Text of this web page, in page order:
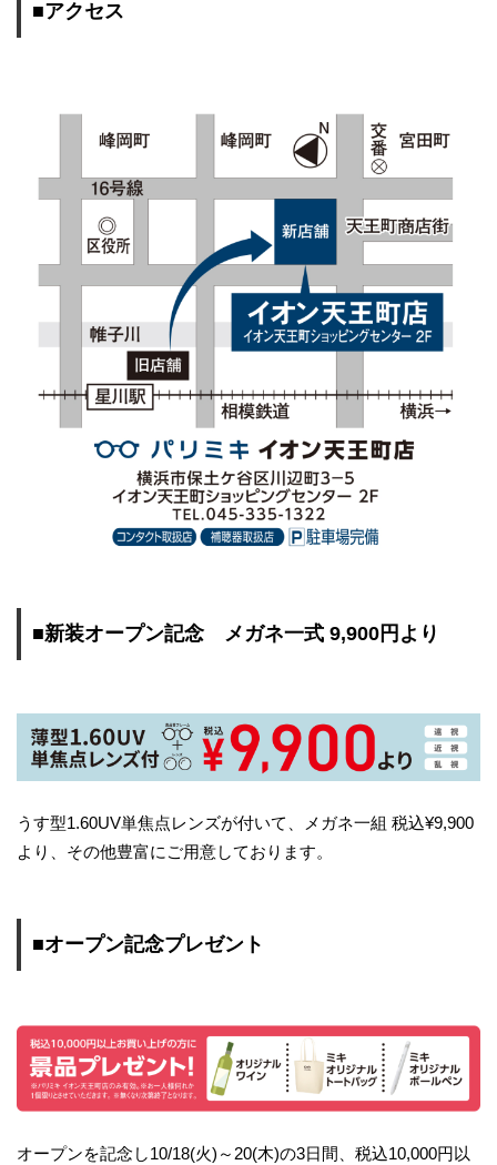
■アクセス
■新装オープン記念 メガネ一式 9,900円より
うす型1.60UV単焦点レンズが付いて、メガネ一組 税込¥9,900
より、その他豊富にご用意しております。
■オープン記念プレゼント
オープンを記念し10/18(火)～20(木)の3日間、税込10,000円以